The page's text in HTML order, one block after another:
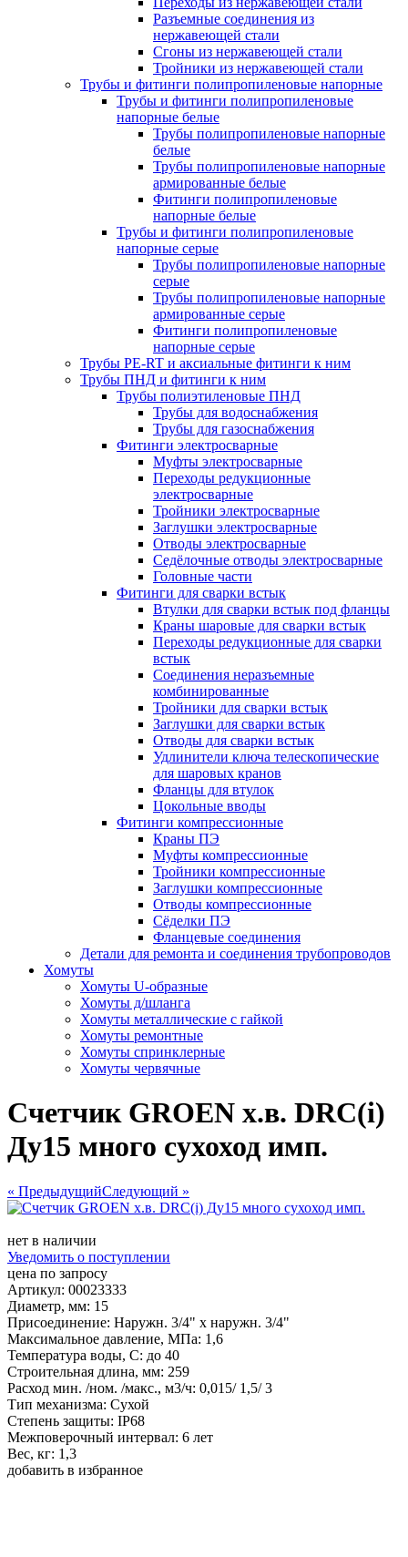
Разъемные соединения из
нержавеющей стали
Сгоны из нержавеющей стали
Тройники из нержавеющей стали
Трубы и фитинги полипропиленовые напорные
Трубы и фитинги полипропиленовые
напорные белые
Трубы полипропиленовые напорные
белые
Трубы полипропиленовые напорные
армированные белые
Фитинги полипропиленовые
напорные белые
Трубы и фитинги полипропиленовые
напорные серые
Трубы полипропиленовые напорные
серые
Трубы полипропиленовые напорные
армированные серые
Фитинги полипропиленовые
напорные серые
Трубы PE-RT и аксиальные фитинги к ним
Трубы ПНД и фитинги к ним
Трубы полиэтиленовые ПНД
Трубы для водоснабжения
Трубы для газоснабжения
Фитинги электросварные
Муфты электросварные
Переходы редукционные
электросварные
Тройники электросварные
Заглушки электросварные
Отводы электросварные
Седёлочные отводы электросварные
Головные части
Фитинги для сварки встык
Втулки для сварки встык под фланцы
Краны шаровые для сварки встык
Переходы редукционные для сварки
встык
Соединения неразъемные
комбинированные
Тройники для сварки встык
Заглушки для сварки встык
Отводы для сварки встык
Удлинители ключа телескопические
для шаровых кранов
Фланцы для втулок
Цокольные вводы
Фитинги компрессионные
Краны ПЭ
Муфты компрессионные
Тройники компрессионные
Заглушки компрессионные
Отводы компрессионные
Сёделки ПЭ
Фланцевые соединения
Детали для ремонта и соединения трубопроводов
Хомуты
Хомуты U-образные
Хомуты д/шланга
Хомуты металлические с гайкой
Хомуты ремонтные
Хомуты спринклерные
Хомуты червячные
Счетчик GROEN х.в. DRC(i)
Ду15 много сухоход имп.
« ПредыдущийСледующий »
нет в наличии
Уведомить о поступлении
цена по запросу
Артикул: 00023333
Диаметр, мм: 15
Присоединение: Наружн. 3/4" х наружн. 3/4"
Максимальное давление, МПа: 1,6
Температура воды, С: до 40
Строительная длина, мм: 259
Расход мин. /ном. /макс., м3/ч: 0,015/ 1,5/ 3
Тип механизма: Сухой
Степень защиты: IP68
Межповерочный интервал: 6 лет
Вес, кг: 1,3
добавить в избранное